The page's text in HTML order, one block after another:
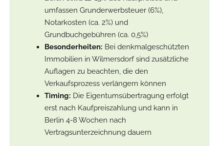
umfassen Grunderwerbsteuer (6%),
Notarkosten (ca. 2%) und
Grundbuchgebühren (ca. 0,5%)
Besonderheiten: Bei denkmalgeschützten
Immobilien in Wilmersdorf sind zusätzliche
Auflagen zu beachten, die den
Verkaufsprozess verlängern können
Timing: Die Eigentumsübertragung erfolgt
erst nach Kaufpreiszahlung und kann in
Berlin 4-8 Wochen nach
Vertragsunterzeichnung dauern